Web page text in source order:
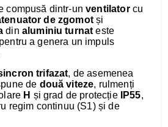
compusă dintr-unventilatorcu
de zgomotși
din aluminiu turnat este
a genera un impuls
trifazat, de asemenea
de două viteze, rulmenți
H și grad de protecție IP55,
regim continuu (S1) și de